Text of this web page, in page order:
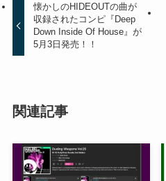
懐かしのHIDEOUTの曲が
収録されたコンピ『Deep
Down Inside Of House』が
5月3日発売！！
関連記事